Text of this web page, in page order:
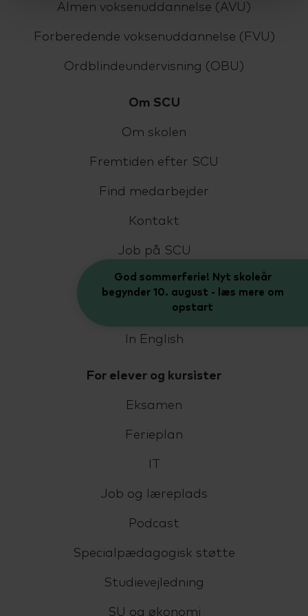
Almen voksenuddannelse (AVU)
Forberedende voksenuddannelse (FVU)
Ordblindeundervisning (OBU)
Om SCU
Om skolen
Fremtiden efter SCU
Find medarbejder
Kontakt
Job på SCU
Bestyrelse og LUU
Livet på SCU
In English
For elever og kursister
Eksamen
Ferieplan
Job og læreplads
Podcast
Specialpædagogisk støtte
Studievejledning
SU og økonomi
God sommerferie! Nyt skoleår
begynder 10. august - læs mere om
opstart